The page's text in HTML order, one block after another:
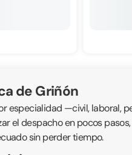
de Griñón
especialidad —civil, laboral,
el despacho en pocos
sin perder tiempo.